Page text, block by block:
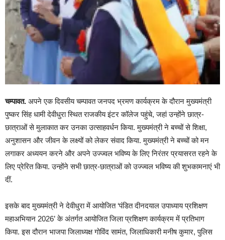
चम्पावत. अपने एक दिवसीय चम्पावत जनपद भ्रमण कार्यक्रम के दौरान मुख्यमंत्री
पुष्कर सिंह धामी देवीधुरा स्थित राजकीय इंटर कॉलेज पहुंचे, जहां उन्होंने छात्र-
छात्राओं से मुलाकात कर उनका उत्साहवर्धन किया. मुख्यमंत्री ने बच्चों से शिक्षा,
अनुशासन और जीवन के लक्ष्यों को लेकर संवाद किया. मुख्यमंत्री ने बच्चों को मन
लगाकर अध्ययन करने और अपने उज्ज्वल भविष्य के लिए निरंतर प्रयासरत रहने के
लिए प्रेरित किया. उन्होंने सभी छात्र-छात्राओं को उज्ज्वल भविष्य की शुभकामनाएं भी
दीं.
इसके बाद मुख्यमंत्री ने देवीधुरा में आयोजित ‘पंडित दीनदयाल उपाध्याय प्रशिक्षण
महाअभियान 2026’ के अंतर्गत आयोजित जिला प्रशिक्षण कार्यक्रम में प्रतिभाग
किया. इस दौरान भाजपा जिलाध्यक्ष गोविंद सामंत, जिलाधिकारी मनीष कुमार, पुलिस